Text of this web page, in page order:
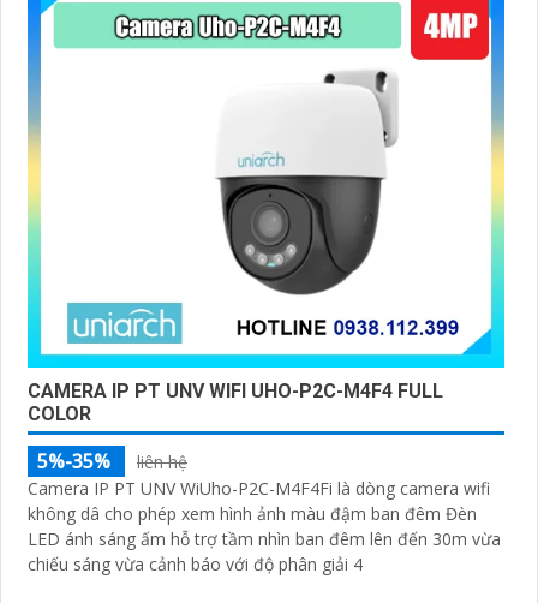
CAMERA IP PT UNV WIFI UHO-P2C-M4F4 FULL
COLOR
5%-35%
liên hệ
Camera IP PT UNV WiUho-P2C-M4F4Fi là dòng camera wifi
không dâ cho phép xem hình ảnh màu đậm ban đêm Đèn
LED ánh sáng ấm hỗ trợ tầm nhìn ban đêm lên đến 30m vừa
chiếu sáng vừa cảnh báo với độ phân giải 4